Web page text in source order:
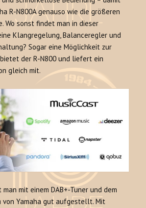
R-N800A genauso wie die größeren
Wo sonst findet man in dieser
Klangregelung, Balanceregler und
Sogar eine Möglichkeit zur
der R-N800 und liefert ein
gleich mit.
mit einem DAB+-Tuner und dem
von Yamaha gut aufgestellt. Mit